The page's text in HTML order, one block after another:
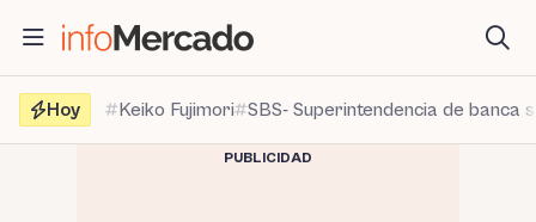
contenido
Hoy
Keiko Fujimori SBS- Superintendencia de banca
PUBLICIDAD